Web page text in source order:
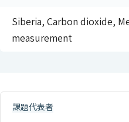
Siberia, Carbon dioxide,
measurement
課題代表者